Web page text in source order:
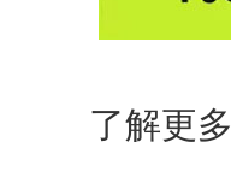
了解更多